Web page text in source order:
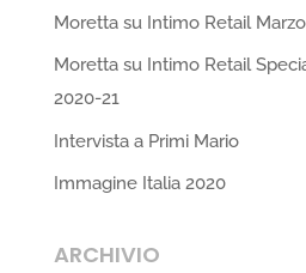
Moretta su Intimo Retail
Moretta su Intimo Retail
2020-21
Intervista a Primi Mario
Immagine Italia 2020
ARCHIVIO